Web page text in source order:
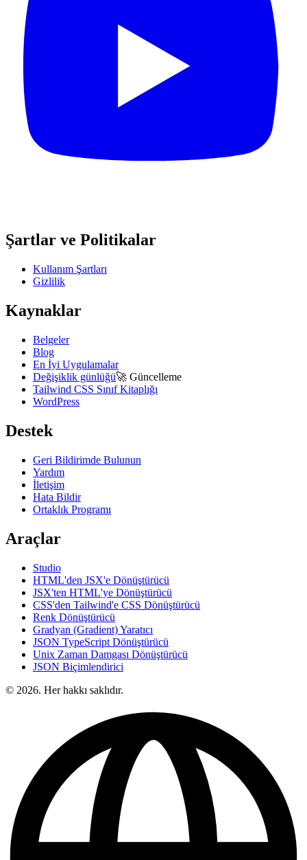
Şartlar ve Politikalar
Kullanım Şartları
Gizlilik
Kaynaklar
Belgeler
Blog
En İyi Uygulamalar
Değişiklik günlüğü🚀 Güncelleme
Tailwind CSS Sınıf Kitaplığı
WordPress
Destek
Geri Bildirimde Bulunun
Yardım
İletişim
Hata Bildir
Ortaklık Programı
Araçlar
Studio
HTML'den JSX'e Dönüştürücü
JSX'ten HTML'ye Dönüştürücü
CSS'den Tailwind'e CSS Dönüştürücü
Renk Dönüştürücü
Gradyan (Gradient) Yaratıcı
JSON TypeScript Dönüştürücü
Unix Zaman Damgası Dönüştürücü
JSON Biçimlendirici
© 2026. Her hakkı saklıdır.